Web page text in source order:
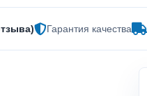
Гарантия качества